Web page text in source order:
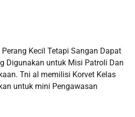
Kecil Tetapi Sangan Dapat
Digunakan untuk Misi Patroli Dan
Tni al memilisi Korvet Kelas
untuk mini Pengawasan